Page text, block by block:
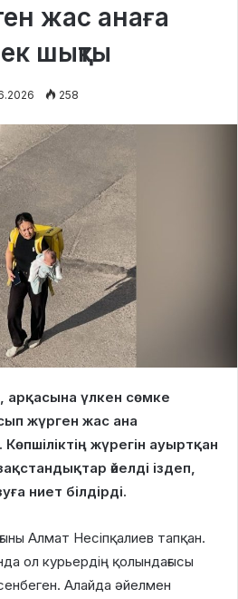
жас анаға
шықты
258
арқасына үлкен сөмке
жүрген жас ана
жүрегін ауыртқан
әйелді іздеп,
ниет білдірді.
Алмат Несіпқалиев тапқан.
ол курьердің қолындағысы
Алайда әйелмен